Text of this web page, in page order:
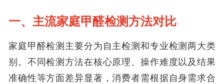
一、主流家庭甲醛检测方法对比
家庭甲醛检测主要分为自主检测和专业检测两大类
别。不同检测方法在核心原理、操作难度以及结果
准确性等方面差异显著，消费者需根据自身需求合